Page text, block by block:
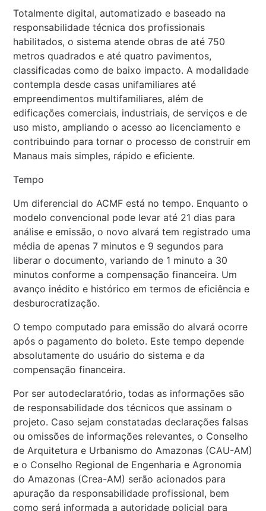
Totalmente digital, automatizado e baseado na
responsabilidade técnica dos profissionais
habilitados, o sistema atende obras de até 750
metros quadrados e até quatro pavimentos,
classificadas como de baixo impacto. A modalidade
contempla desde casas unifamiliares até
empreendimentos multifamiliares, além de
edificações comerciais, industriais, de serviços e de
uso misto, ampliando o acesso ao licenciamento e
contribuindo para tornar o processo de construir em
Manaus mais simples, rápido e eficiente.
Tempo
Um diferencial do ACMF está no tempo. Enquanto o
modelo convencional pode levar até 21 dias para
análise e emissão, o novo alvará tem registrado uma
média de apenas 7 minutos e 9 segundos para
liberar o documento, variando de 1 minuto a 30
minutos conforme a compensação financeira. Um
avanço inédito e histórico em termos de eficiência e
desburocratização.
O tempo computado para emissão do alvará ocorre
após o pagamento do boleto. Este tempo depende
absolutamente do usuário do sistema e da
compensação financeira.
Por ser autodeclaratório, todas as informações são
de responsabilidade dos técnicos que assinam o
projeto. Caso sejam constatadas declarações falsas
ou omissões de informações relevantes, o Conselho
de Arquitetura e Urbanismo do Amazonas (CAU-AM)
e o Conselho Regional de Engenharia e Agronomia
do Amazonas (Crea-AM) serão acionados para
apuração da responsabilidade profissional, bem
como será informada a autoridade policial para